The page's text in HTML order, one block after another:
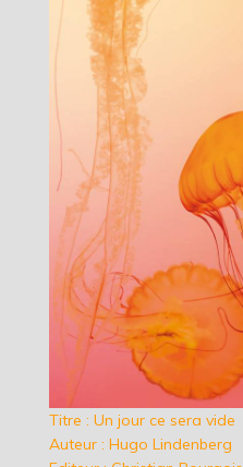
Titre : Un jour ce sera vide
Auteur : Hugo Lindenberg